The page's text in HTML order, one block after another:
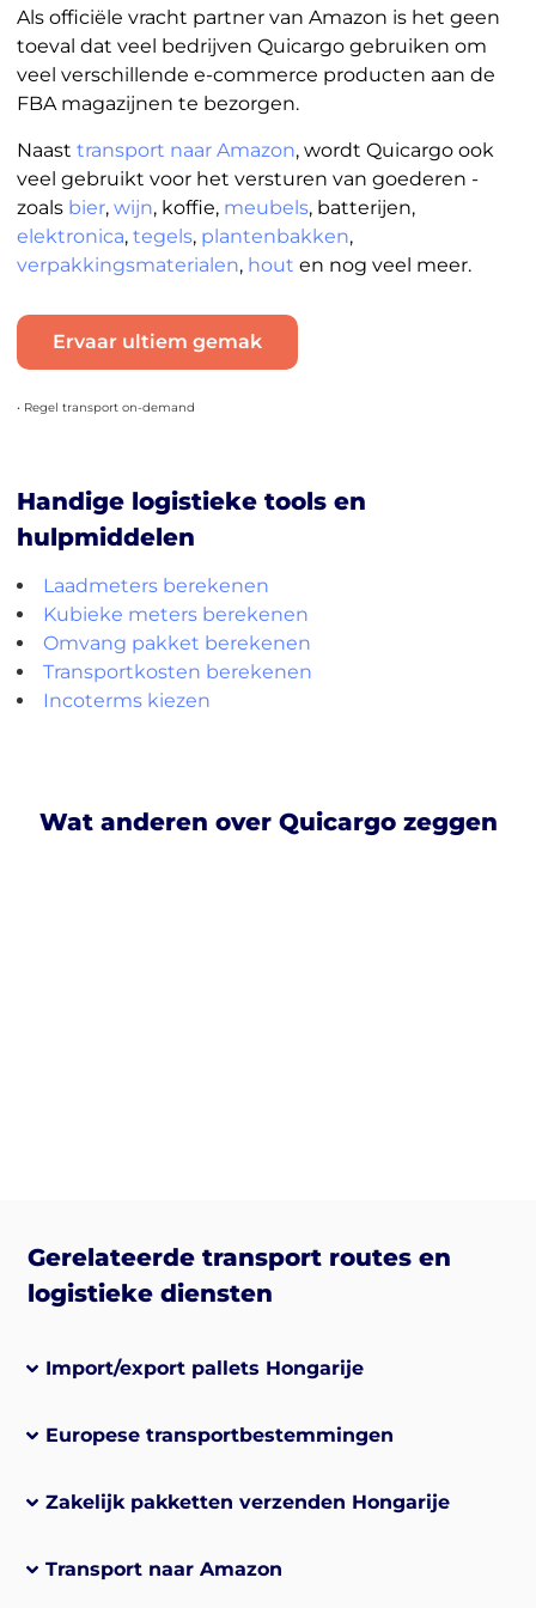
Als officiële vracht partner van Amazon is het geen
toeval dat veel bedrijven Quicargo gebruiken om
veel verschillende e-commerce producten aan de
FBA magazijnen te bezorgen.
Naast transport naar Amazon, wordt Quicargo ook
veel gebruikt voor het versturen van goederen -
zoals bier, wijn, koffie, meubels, batterijen,
elektronica, tegels, plantenbakken,
verpakkingsmaterialen, hout en nog veel meer.
Ervaar ultiem gemak
• Regel transport on-demand
Handige logistieke tools en
hulpmiddelen
Laadmeters berekenen
Kubieke meters berekenen
Omvang pakket berekenen
Transportkosten berekenen
Incoterms kiezen
Wat anderen over Quicargo zeggen
Gerelateerde transport routes en
logistieke diensten
Import/export pallets Hongarije
Europese transportbestemmingen
Zakelijk pakketten verzenden Hongarije
Transport naar Amazon